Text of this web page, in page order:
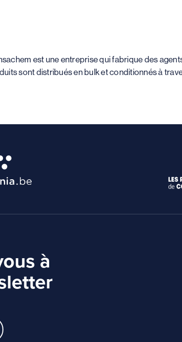
est une entreprise qui fabrique des
sont distribués en bulk et conditionnés à
à